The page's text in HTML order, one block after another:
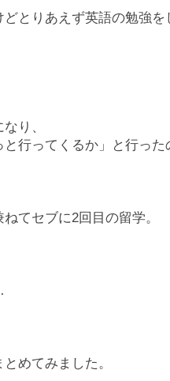
とりあえず英語の勉強
り、
と行ってくるか」と行っ
てセブに2回目の留学。
めてみました。